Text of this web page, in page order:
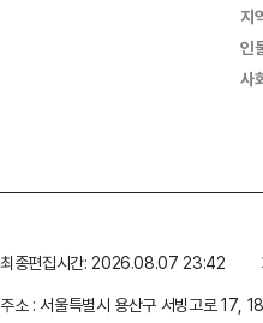
지
인
사
최종편집시간: 2026.08.07 23:42
주소 : 서울특별시 용산구 서빙고로 17,